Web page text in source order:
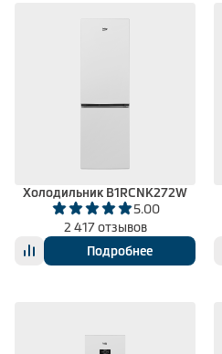
Холодильник B1RCNK272W
5.00
2 417 отзывов
Подробнее